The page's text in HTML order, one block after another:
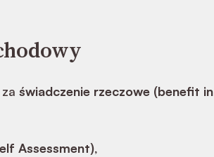
świadczenie rzeczowe (benefit in
Assessment),